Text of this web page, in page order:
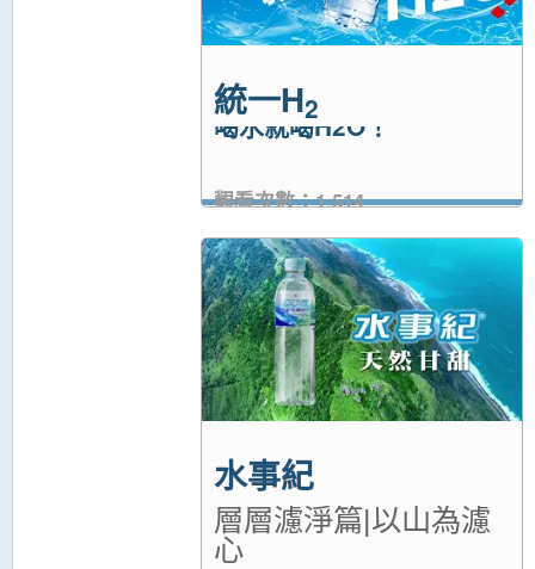
統一H2
喝水就喝H2O！
觀看次數：1,514
水事紀
層層濾淨篇|以山為濾
心